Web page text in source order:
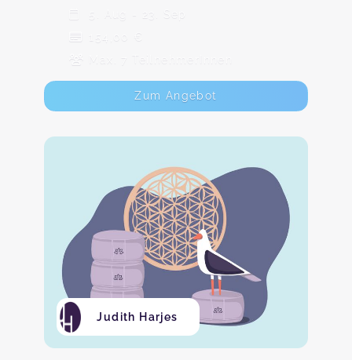
5. Aug - 23. Sep
154,00 €
Max. 7 TeilnehmerInnen
Zum Angebot
Judith Harjes